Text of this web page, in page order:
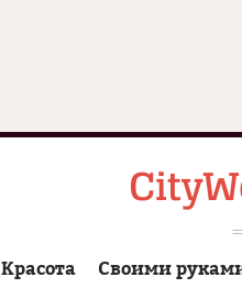
Красота Своими